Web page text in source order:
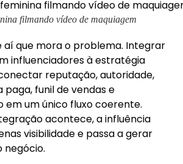
filmando vídeo de maquiagem
aí que mora o problema. Integrar
influenciadores à estratégia
reputação, autoridade,
funil de vendas e
em um único fluxo coerente.
acontece, a influência
visibilidade e passa a gerar
negócio.